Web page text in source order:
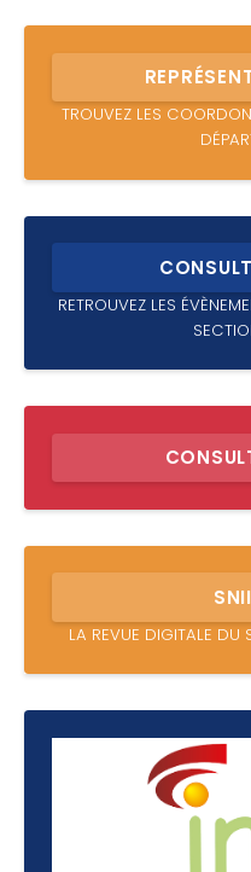
TROUVEZ LES
RETROUVEZ LES
LA REVUE DIGITALE DU